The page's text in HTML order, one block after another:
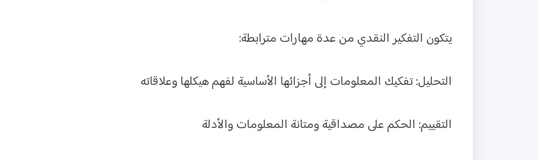
يتكون التفكير النقدي من عدة مهارات مترابطة:
التحليل:تفكيك المعلومات إلى أجزائها الأساسية لفهم هيكلها وعلاقاته
التقييم: الحكم على مصداقية ومتانة المعلومات والأدلة